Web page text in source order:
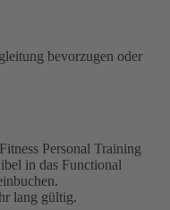
bevorzugen oder
Personal Training
in das Functional
lang gültig.